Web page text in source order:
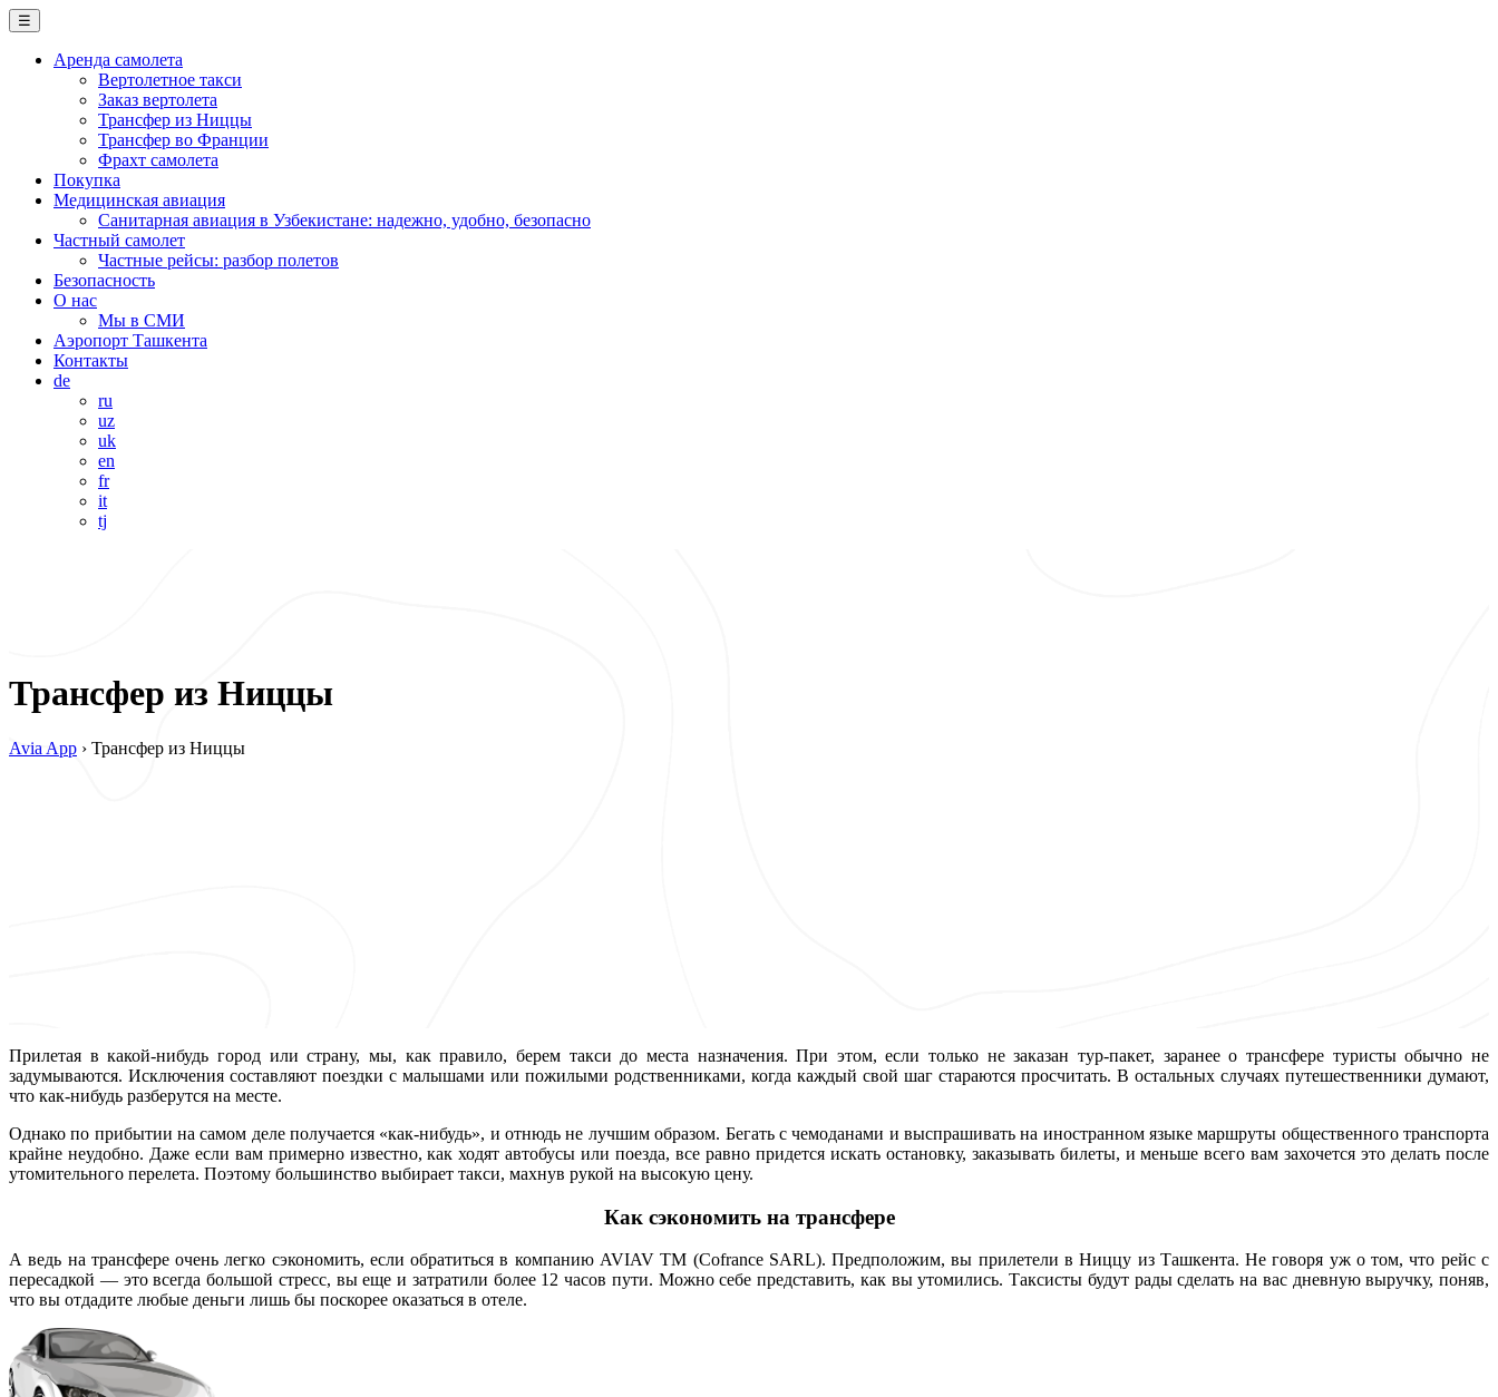
☰
Аренда самолета
Вертолетное такси
Заказ вертолета
Трансфер из Ниццы
Трансфер во Франции
Фрахт самолета
Покупка
Медицинская авиация
Санитарная авиация в Узбекистане: надежно, удобно, безопасно
Частный самолет
Частные рейсы: разбор полетов
Безопасность
О нас
Мы в СМИ
Аэропорт Ташкента
Контакты
de
ru
uz
uk
en
fr
it
tj
Трансфер из Ниццы
Avia App › Трансфер из Ниццы
Прилетая в какой-нибудь город или страну, мы, как правило, берем такси до места назначения. При этом, если только не заказан тур-пакет, заранее о трансфере туристы обычно не
задумываются. Исключения составляют поездки с малышами или пожилыми родственниками, когда каждый свой шаг стараются просчитать. В остальных случаях путешественники думают,
что как-нибудь разберутся на месте.
Однако по прибытии на самом деле получается «как-нибудь», и отнюдь не лучшим образом. Бегать с чемоданами и выспрашивать на иностранном языке маршруты общественного транспорта
крайне неудобно. Даже если вам примерно известно, как ходят автобусы или поезда, все равно придется искать остановку, заказывать билеты, и меньше всего вам захочется это делать после
утомительного перелета. Поэтому большинство выбирает такси, махнув рукой на высокую цену.
Как сэкономить на трансфере
А ведь на трансфере очень легко сэкономить, если обратиться в компанию AVIAV TM (Cofrance SARL). Предположим, вы прилетели в Ниццу из Ташкента. Не говоря уж о том, что рейс с
пересадкой — это всегда большой стресс, вы еще и затратили более 12 часов пути. Можно себе представить, как вы утомились. Таксисты будут рады сделать на вас дневную выручку, поняв,
что вы отдадите любые деньги лишь бы поскорее оказаться в отеле.